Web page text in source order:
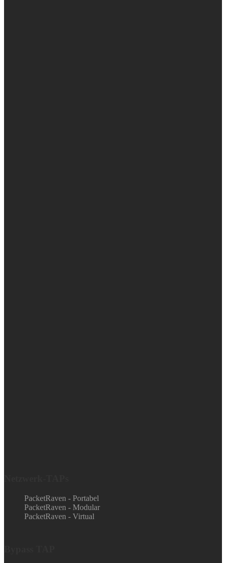
PacketRaven - Portabel
PacketRaven - Modular
PacketRaven - Virtual